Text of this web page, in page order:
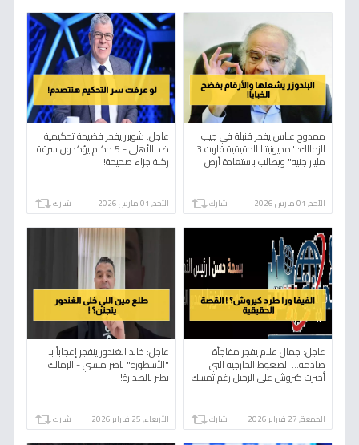
ممدوح عباس يفجر قنبلة في جيب
الزمالك: "مديونيتنا الحقيقية قاربت 3
مليار جنيه" ويطالب باستعادة أرض
الأحد, 01 مارس 2026 شارك
عاجل: شوبير يفجر فضيحة تحكيمية
ضد الأهلي - 5 حكام يؤكدون سرقة
ركلة جزاء صحيحة!
الأحد, 01 مارس 2026 شارك
عاجل: جمال علام يفجر مفاجأة
صادمة… الضغوط الخارجية التي
أجبرت كيروش على الرحيل رغم تمسك
الجمعة, 27 فبراير 2026 شارك
عاجل: خالد الغندور ينفجر إعجاباً بـ
"الأسطورة" ناصر منسي - الزمالك
يطير بالصدارة!
الأربعاء, 25 فبراير 2026 شارك